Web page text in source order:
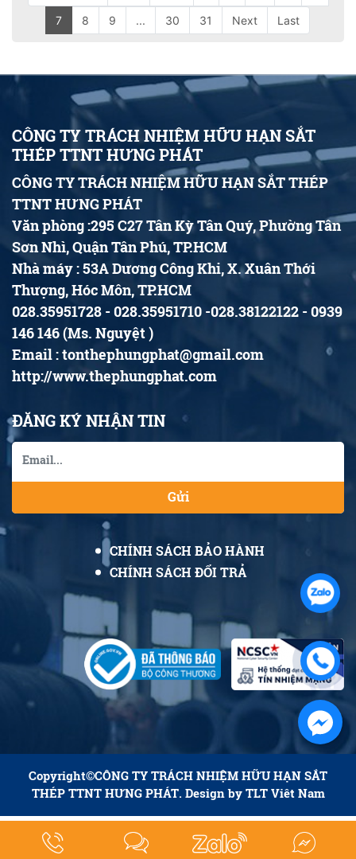
7 8 9 ... 30 31 Next Last
CÔNG TY TRÁCH NHIỆM HỮU HẠN SẮT
THÉP TTNT HƯNG PHÁT
CÔNG TY TRÁCH NHIỆM HỮU HẠN SẮT THÉP
TTNT HƯNG PHÁT
Văn phòng :295 C27 Tân Kỳ Tân Quý, Phường Tân
Sơn Nhì, Quận Tân Phú, TP.HCM
Nhà máy : 53A Dương Công Khi, X. Xuân Thới
Thượng, Hóc Môn, TP.HCM
028.35951728 - 028.35951710 -028.38122122 - 0939
146 146 (Ms. Nguyệt )
Email : tonthephungphat@gmail.com
http://www.thephungphat.com
ĐĂNG KÝ NHẬN TIN
Gửi
CHÍNH SÁCH BẢO HÀNH
CHÍNH SÁCH ĐỔI TRẢ
Copyright©CÔNG TY TRÁCH NHIỆM HỮU HẠN SẮT
THÉP TTNT HƯNG PHÁT. Design by TLT Viêt Nam